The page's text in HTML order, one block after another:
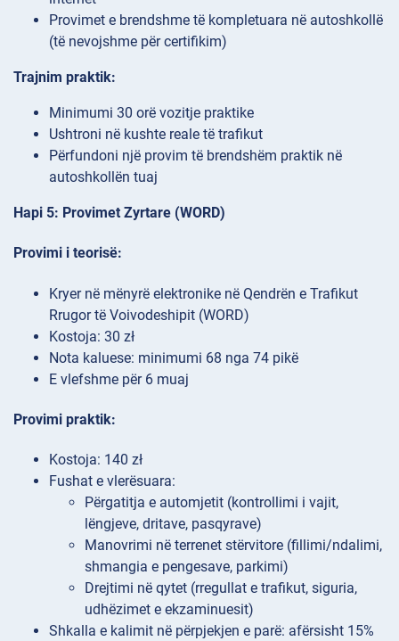
Provimet e brendshme të kompletuara në autoshkollë
(të nevojshme për certifikim)
Trajnim praktik:
Minimumi 30 orë vozitje praktike
Ushtroni në kushte reale të trafikut
Përfundoni një provim të brendshëm praktik në
autoshkollën tuaj
Hapi 5: Provimet Zyrtare (WORD)
Provimi i teorisë:
Kryer në mënyrë elektronike në Qendrën e Trafikut
Rrugor të Voivodeshipit (WORD)
Kostoja: 30 zł
Nota kaluese: minimumi 68 nga 74 pikë
E vlefshme për 6 muaj
Provimi praktik:
Kostoja: 140 zł
Fushat e vlerësuara:
Përgatitja e automjetit (kontrollimi i vajit,
lëngjeve, dritave, pasqyrave)
Manovrimi në terrenet stërvitore (fillimi/ndalimi,
shmangia e pengesave, parkimi)
Drejtimi në qytet (rregullat e trafikut, siguria,
udhëzimet e ekzaminuesit)
Shkalla e kalimit në përpjekjen e parë: afërsisht 15%